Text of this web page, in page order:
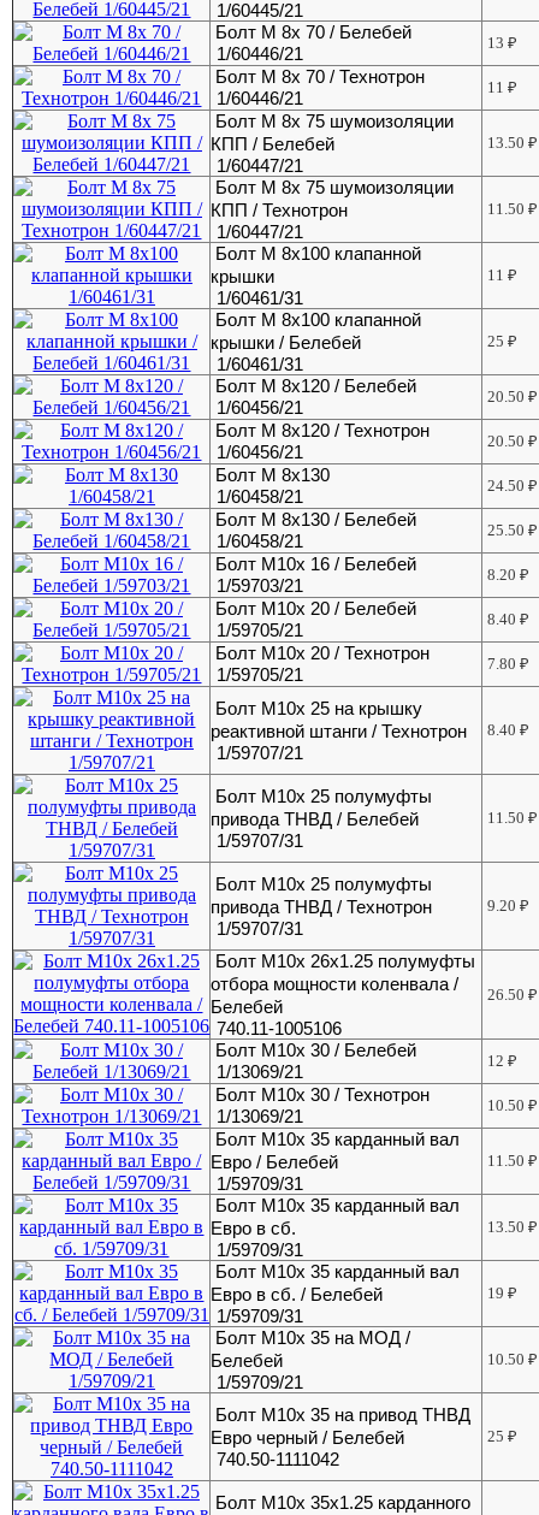
1/60445/21
Болт М 8х 70 / Белебей
1/60446/21
13₽
Болт М 8х 70 / Технотрон
1/60446/21
11₽
Болт М 8х 75 шумоизоляции
КПП / Белебей
1/60447/21
13.50₽
Болт М 8х 75 шумоизоляции
КПП / Технотрон
1/60447/21
11.50₽
Болт М 8х100 клапанной
крышки
1/60461/31
11₽
Болт М 8х100 клапанной
крышки / Белебей
1/60461/31
25₽
Болт М 8х120 / Белебей
1/60456/21
20.50₽
Болт М 8х120 / Технотрон
1/60456/21
20.50₽
Болт М 8х130
1/60458/21
24.50₽
Болт М 8х130 / Белебей
1/60458/21
25.50₽
Болт М10х 16 / Белебей
1/59703/21
8.20₽
Болт М10х 20 / Белебей
1/59705/21
8.40₽
Болт М10х 20 / Технотрон
1/59705/21
7.80₽
Болт М10х 25 на крышку
реактивной штанги / Технотрон
1/59707/21
8.40₽
Болт М10х 25 полумуфты
привода ТНВД / Белебей
1/59707/31
11.50₽
Болт М10х 25 полумуфты
привода ТНВД / Технотрон
1/59707/31
9.20₽
Болт М10х 26х1.25 полумуфты
отбора мощности коленвала /
Белебей
740.11-1005106
26.50₽
Болт М10х 30 / Белебей
1/13069/21
12₽
Болт М10х 30 / Технотрон
1/13069/21
10.50₽
Болт М10х 35 карданный вал
Евро / Белебей
1/59709/31
11.50₽
Болт М10х 35 карданный вал
Евро в сб.
1/59709/31
13.50₽
Болт М10х 35 карданный вал
Евро в сб. / Белебей
1/59709/31
19₽
Болт М10х 35 на МОД /
Белебей
1/59709/21
10.50₽
Болт М10х 35 на привод ТНВД
Евро черный / Белебей
740.50-1111042
25₽
Болт М10х 35х1.25 карданного